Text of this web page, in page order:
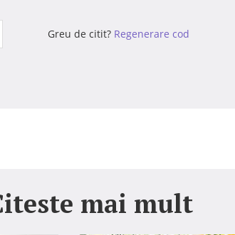
Greu de citit? Regenerare cod
mai mult